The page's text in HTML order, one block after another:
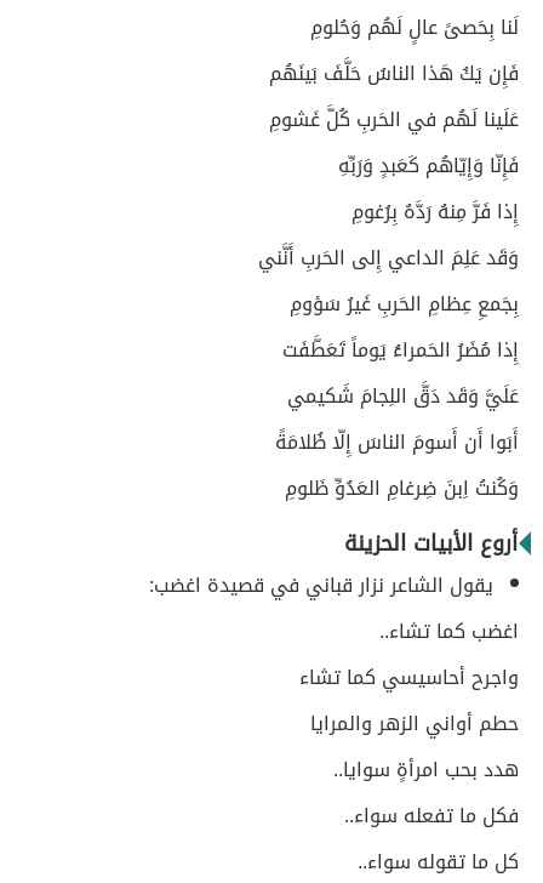
لَنا بِحَصىً عالٍ لَهُم وَحُلومِ
فَإِن يَكُ هَذا الناسُ حَلَّفَ بَينَهُم
عَلَينا لَهُم في الحَربِ كُلَّ غَشومِ
فَإِنّا وَإِيّاهُم كَعَبدٍ وَرَبِّهِ
إِذا فَرَّ مِنهُ رَدَّهُ بِرُغومِ
وَقَد عَلِمَ الداعي إِلى الحَربِ أَنَّني
بِجَمعِ عِظامِ الحَربِ غَيرُ سَؤومِ
إِذا مُضَرُ الحَمراءُ يَوماً تَعَطَّفَت
عَلَيَّ وَقَد دَقَّ اللِجامَ شَكيمي
أَبَوا أَن أَسومَ الناسَ إِلّا ظُلامَةً
وَكُنتُ اِبنَ ضِرغامِ العَدُوِّ ظَلومِ
أروع الأبيات الحزينة
يقول الشاعر نزار قباني في قصيدة اغضب:
اغضب كما تشاء..
واجرح أحاسيسي كما تشاء
حطم أواني الزهر والمرايا
هدد بحب امرأةٍ سوايا..
فكل ما تفعله سواء..
كل ما تقوله سواء..